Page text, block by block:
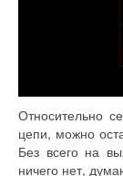
Относительно
цепи, можно
Без всего на
ничего нет,